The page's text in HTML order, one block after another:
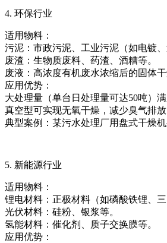
4. 环保行业
适用物料：
污泥：市政污泥、工业污泥（如电镀
废渣：生物质废料、药渣、酒糟等。
废液：高浓度有机废水浓缩后的固体干
应用优势：
大处理量（单台日处理量可达50吨）满
真空型可实现无氧干燥，减少臭气排放
典型案例：某污水处理厂用盘式干燥
5. 新能源行业
适用物料：
锂电材料：正极材料（如磷酸铁锂、
光伏材料：硅粉、银浆等。
氢能材料：催化剂、质子交换膜等。
应用优势：